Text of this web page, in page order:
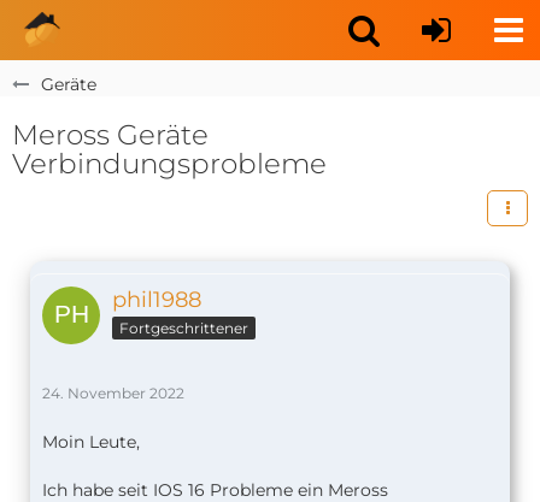
Geräte
Meross Geräte
Verbindungsprobleme
phil1988
Fortgeschrittener
24. November 2022
Moin Leute,
Ich habe seit IOS 16 Probleme ein Meross